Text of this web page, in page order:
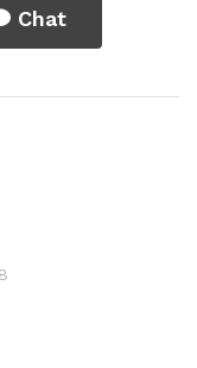
Chat